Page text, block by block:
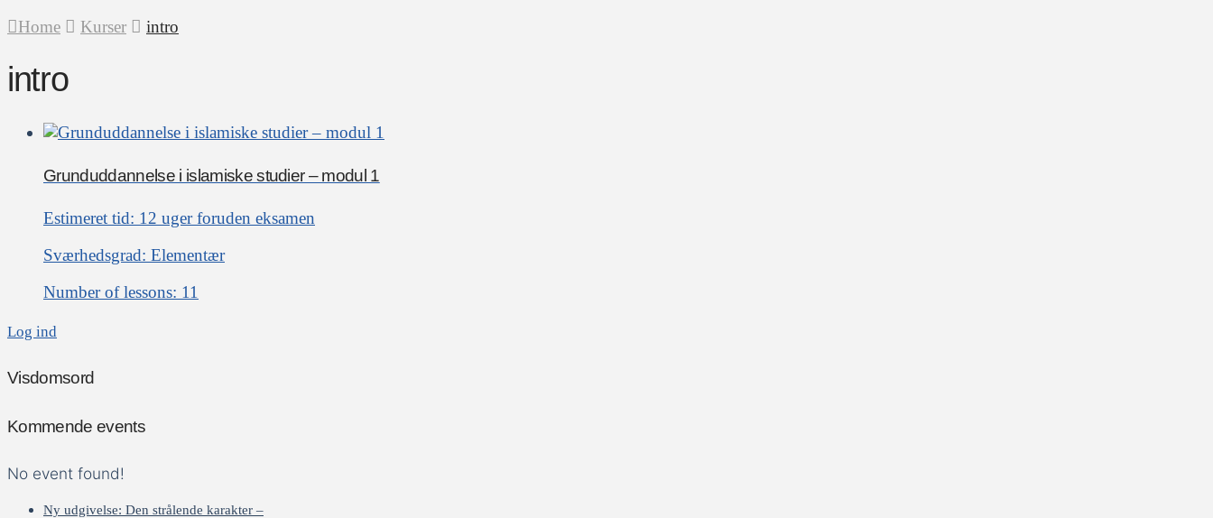
Home
Kurser intro
intro
Grunduddannelse i islamiske studier – modul 1
Estimeret tid: 12 uger foruden eksamen
Sværhedsgrad: Elementær
Number of lessons: 11
Log ind
Visdomsord
Kommende events
No event found!
Ny udgivelse: Den strålende karakter –